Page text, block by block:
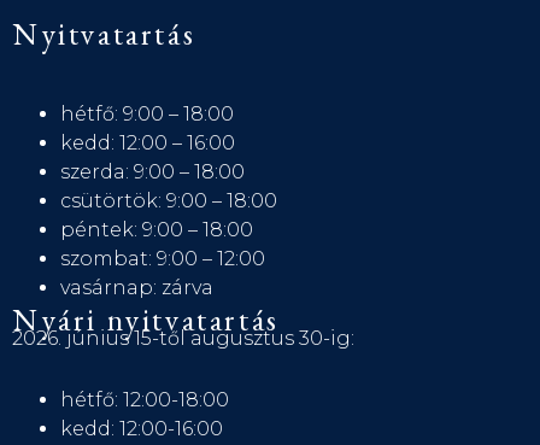
Nyitvatartás
hétfő: 9:00 – 18:00
kedd: 12:00 – 16:00
szerda: 9:00 – 18:00
csütörtök: 9:00 – 18:00
péntek: 9:00 – 18:00
szombat: 9:00 – 12:00
vasárnap: zárva
Nyári nyitvatartás
2026. június 15-től augusztus 30-ig:
hétfő: 12:00-18:00
kedd: 12:00-16:00